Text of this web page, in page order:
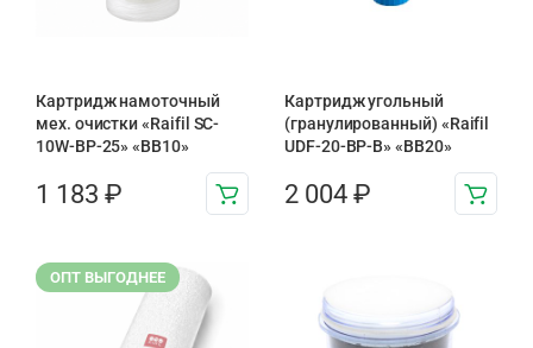
Картридж намоточный
мех. очистки «Raifil SC-
10W-BP-25» «BB10»
1 183 ₽
Картридж угольный
(гранулированный) «Raifil
UDF-20-BP-B» «BB20»
2 004 ₽
ОПТ ВЫГОДНЕЕ